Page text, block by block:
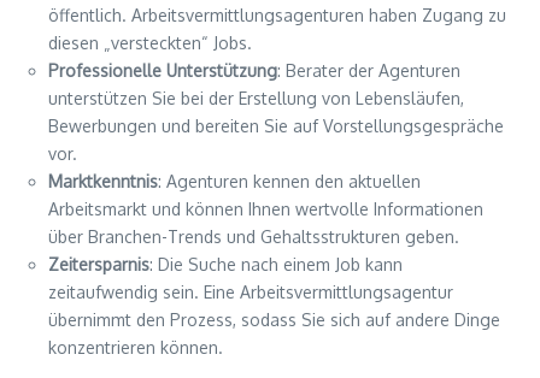
öffentlich. Arbeitsvermittlungsagenturen haben Zugang zu
diesen „versteckten“ Jobs.
Professionelle Unterstützung: Berater der Agenturen
unterstützen Sie bei der Erstellung von Lebensläufen,
Bewerbungen und bereiten Sie auf Vorstellungsgespräche
vor.
Marktkenntnis: Agenturen kennen den aktuellen
Arbeitsmarkt und können Ihnen wertvolle Informationen
über Branchen-Trends und Gehaltsstrukturen geben.
Zeitersparnis: Die Suche nach einem Job kann
zeitaufwendig sein. Eine Arbeitsvermittlungsagentur
übernimmt den Prozess, sodass Sie sich auf andere Dinge
konzentrieren können.